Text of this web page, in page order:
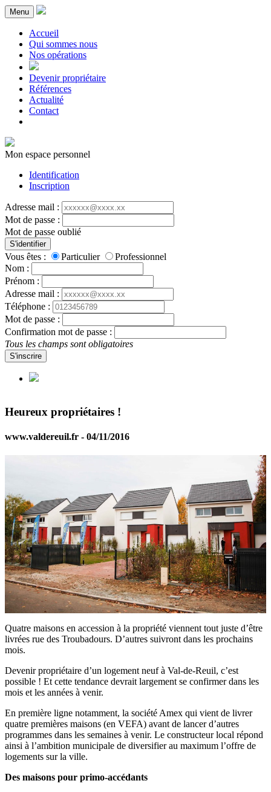
Menu
Accueil
Qui sommes nous
Nos opérations
Devenir propriétaire
Références
Actualité
Contact
Mon espace personnel
Identification
Inscription
Adresse mail :
Mot de passe :
Mot de passe oublié
S'identifier
Vous êtes : Particulier
Professionnel
Nom :
Prénom :
Adresse mail :
Téléphone :
Mot de passe :
Confirmation mot de passe :
Tous les champs sont obligatoires
S'inscrire
Heureux propriétaires !
www.valdereuil.fr - 04/11/2016
Quatre maisons en accession à la propriété viennent tout juste d’être
livrées rue des Troubadours. D’autres suivront dans les prochains
mois.
Devenir propriétaire d’un logement neuf à Val-de-Reuil, c’est
possible ! Et cette tendance devrait largement se confirmer dans les
mois et les années à venir.
En première ligne notamment, la société Amex qui vient de livrer
quatre premières maisons (en VEFA) avant de lancer d’autres
programmes dans les semaines à venir. Le constructeur local répond
ainsi à l’ambition municipale de diversifier au maximum l’offre de
logements sur la ville.
Des maisons pour primo-accédants